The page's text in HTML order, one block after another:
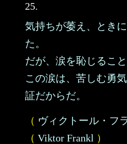
25.
気持ちが萎え、とき
た。
だが、涙を恥じること
この涙は、苦しむ勇
証だからだ。
（ ヴィクトール・フ
（ Viktor Frankl ）